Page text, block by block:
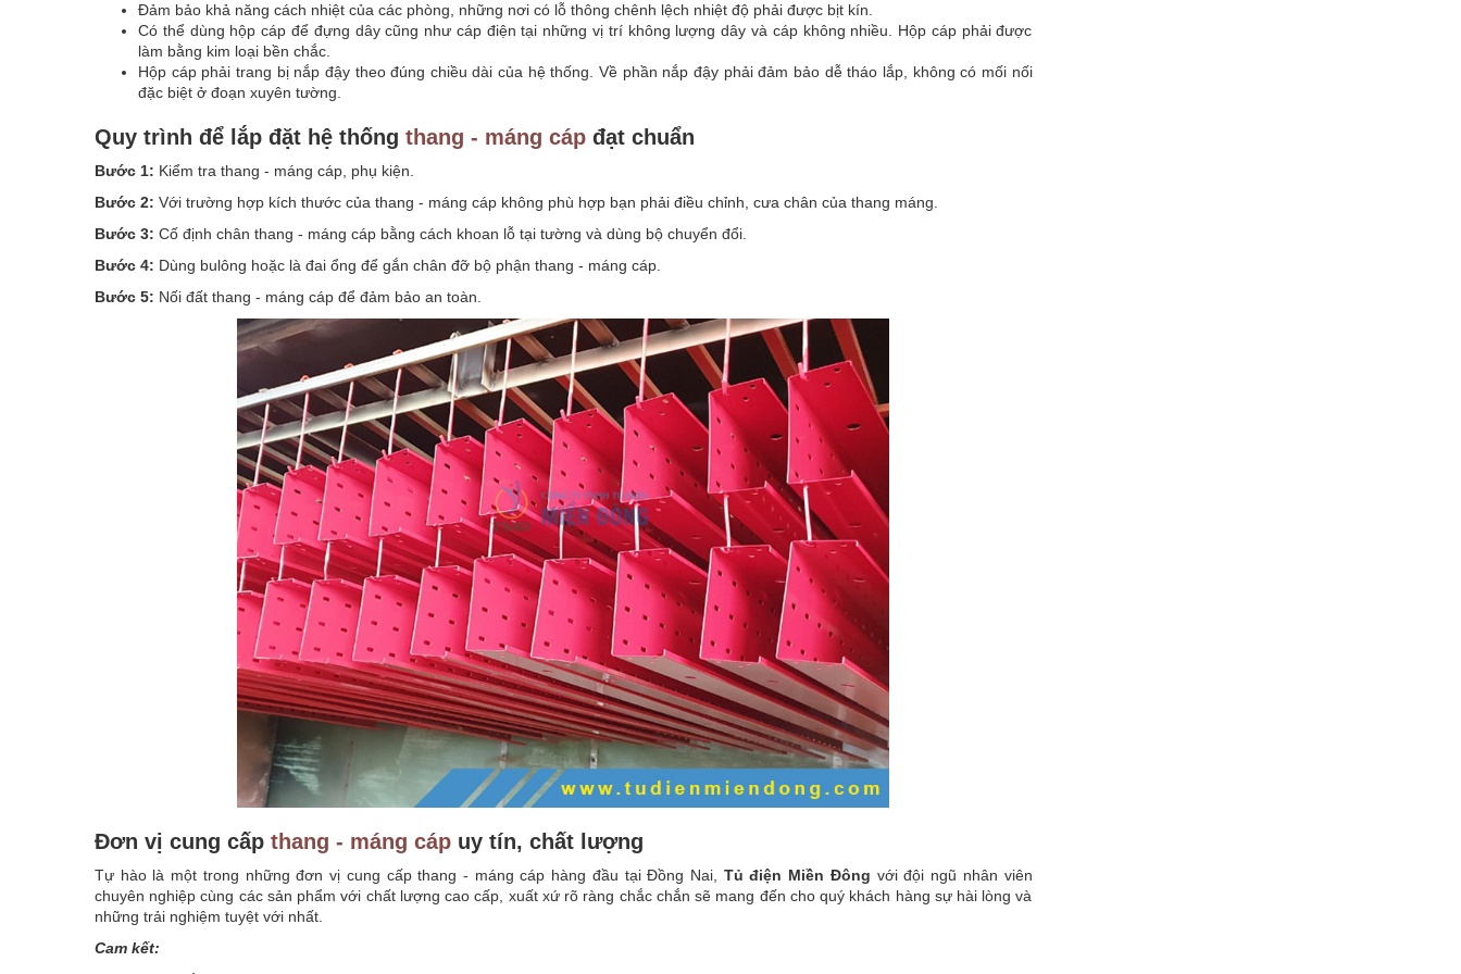
Đảm bảo khả năng cách nhiệt của các phòng, những nơi có lỗ thông chênh lệch nhiệt độ phải được bịt kín.
Có thể dùng hộp cáp để đựng dây cũng như cáp điện tại những vị trí không lượng dây và cáp không nhiều. Hộp cáp phải được
làm bằng kim loại bền chắc.
Hộp cáp phải trang bị nắp đậy theo đúng chiều dài của hệ thống. Về phần nắp đậy phải đảm bảo dễ tháo lắp, không có mối nối
đặc biệt ở đoạn xuyên tường.
Quy trình để lắp đặt hệ thống thang - máng cáp đạt chuẩn
Bước 1: Kiểm tra thang - máng cáp, phụ kiện.
Bước 2: Với trường hợp kích thước của thang - máng cáp không phù hợp bạn phải điều chỉnh, cưa chân của thang máng.
Bước 3: Cố định chân thang - máng cáp bằng cách khoan lỗ tại tường và dùng bộ chuyển đổi.
Bước 4: Dùng bulông hoặc là đai ổng để gắn chân đỡ bộ phận thang - máng cáp.
Bước 5: Nối đất thang - máng cáp để đảm bảo an toàn.
Đơn vị cung cấp thang - máng cáp uy tín, chất lượng
Tự hào là một trong những đơn vị cung cấp thang - máng cáp hàng đầu tại Đồng Nai, Tủ điện Miền Đông với đội ngũ nhân viên
chuyên nghiệp cùng các sản phẩm với chất lượng cao cấp, xuất xứ rõ ràng chắc chắn sẽ mang đến cho quý khách hàng sự hài lòng và
những trải nghiệm tuyệt với nhất.
Cam kết: